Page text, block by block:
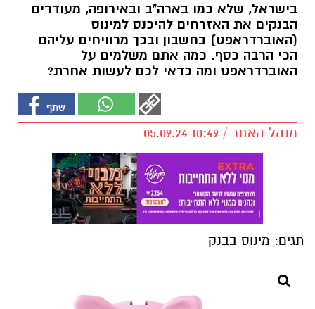
בישראל, שלא כמו בארה"ב ובאירופה, מעודדים
הבנקים את האזרחים להיכנס למינוס
(האוברדראפט) בחשבון ובכך מרוויחים עליהם
הכי הרבה כסף. כמה אתם משלמים על
האוברדראפט ומה כדאי לכם לעשות אחרת?
מנהל האתר / 10:49 05.09.24
תגים: מינוס בבנק